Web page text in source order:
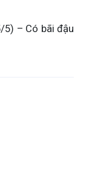
5) – Có bãi đậu